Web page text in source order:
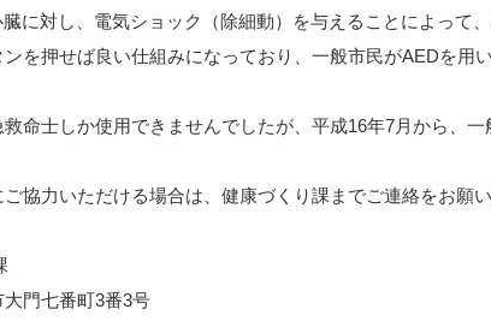
に対し、電気ショック（除細動）を与えることによって
を押せば良い仕組みになっており、一般市民がAEDを用
命士しか使用できませんでしたが、平成16年7月から、
協力いただける場合は、健康づくり課までご連絡をお願い
門七番町3番3号